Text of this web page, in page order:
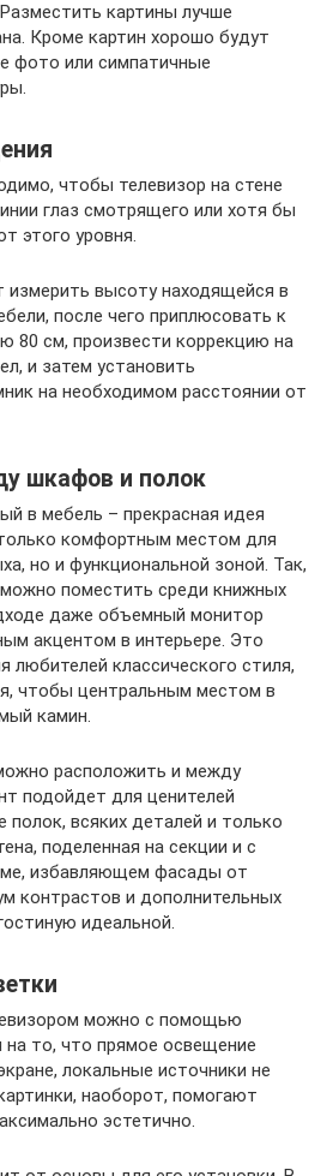
картины лучше
Кроме картин хорошо будут
фото или симпатичные
чтобы телевизор на стене
глаз смотрящего или хотя бы
этого уровня.
измерить высоту находящейся в
после чего приплюсовать к
80 см, произвести коррекцию на
и затем установить
на необходимом расстоянии от
шкафов и полок
в мебель – прекрасная идея
комфортным местом для
но и функциональной зоной. Так,
поместить среди книжных
даже объемный монитор
акцентом в интерьере. Это
любителей классического стиля,
чтобы центральным местом в
камин.
расположить и между
подойдет для ценителей
всяких деталей и только
поделенная на секции и с
избавляющем фасады от
контрастов и дополнительных
идеальной.
можно с помощью
то, что прямое освещение
локальные источники не
наоборот, помогают
эстетично.